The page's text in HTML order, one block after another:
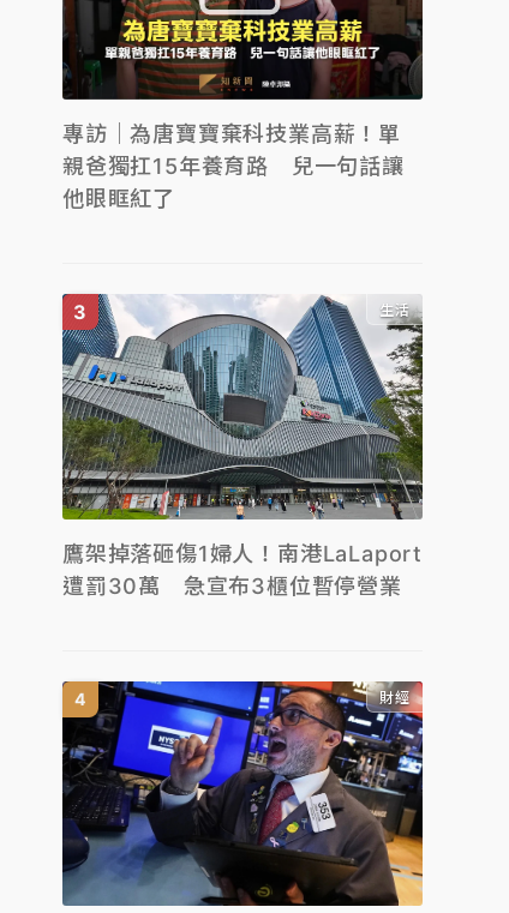
專訪｜為唐寶寶棄科技業高薪！單
親爸獨扛15年養育路 兒一句話讓
他眼眶紅了
生活
鷹架掉落砸傷1婦人！南港LaLaport
遭罰30萬 急宣布3櫃位暫停營業
財經